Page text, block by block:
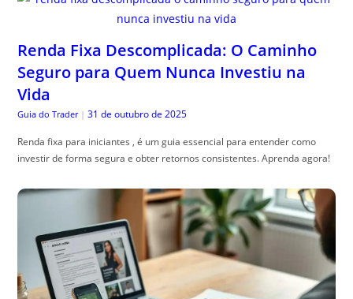
Renda Fixa Descomplicada: O Caminho
Seguro para Quem Nunca Investiu na
Vida
Guia do Trader | 31 de outubro de 2025
Renda fixa para iniciantes , é um guia essencial para entender como
investir de forma segura e obter retornos consistentes. Aprenda agora!